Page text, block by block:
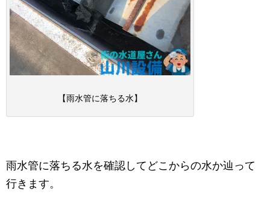
【雨水管に落ちる水】
雨水管に落ちる水を確認してどこからの水か辿って
行きます。